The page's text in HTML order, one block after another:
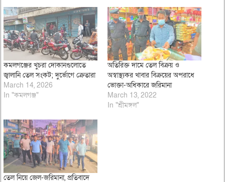
কমলগঞ্জের খুচরা দোকানগুলোতে
জ্বালানি তেল সংকট; দুর্ভোগে ক্রেতারা
March 14, 2026
In "কমলগঞ্জ"
অতিরিক্ত দামে তেল বিক্রয় ও
অস্বাস্থ্যকর খাবার বিক্রয়ের অপরাধে
ভোক্তা-অধিকারে জরিমানা
March 13, 2022
In "শ্রীমঙ্গল"
তেল নিয়ে জেল-জরিমানা, প্রতিবাদে